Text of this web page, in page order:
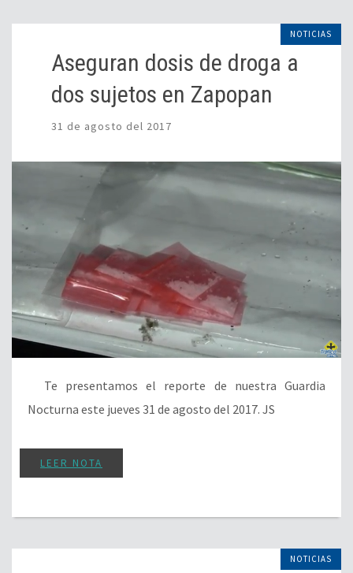
NOTICIAS
Aseguran dosis de droga a
dos sujetos en Zapopan
31 de agosto del 2017
Te presentamos el reporte de nuestra Guardia
Nocturna este jueves 31 de agosto del 2017. JS
LEER NOTA
NOTICIAS